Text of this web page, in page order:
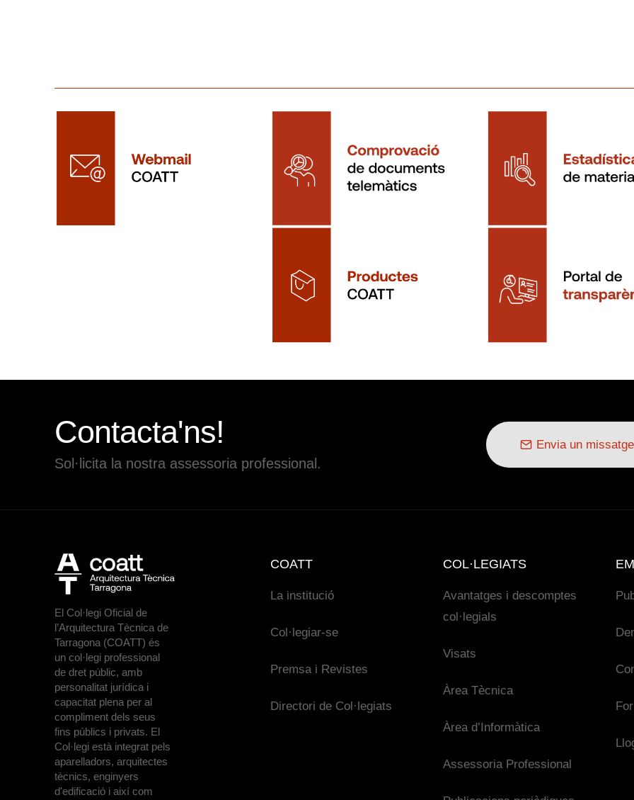
Contacta'ns!
Sol·licita la nostra assessoria professional.
Envia un missatge
El Col·legi Oficial de
l’Arquitectura Tècnica de
Tarragona (COATT) és
un col·legi professional
de dret públic, amb
personalitat jurídica i
capacitat plena per al
compliment dels seus
fins públics i privats. El
Col·legi està integrat pels
aparelladors, arquitectes
tècnics, enginyers
d'edificació i així com
COATT
La institució
Col·legiar-se
Premsa i Revistes
Directori de Col·legiats
COL·LEGIATS
Avantatges i descomptes
col·legials
Visats
Àrea Tècnica
Àrea d’Informàtica
Assessoria Professional